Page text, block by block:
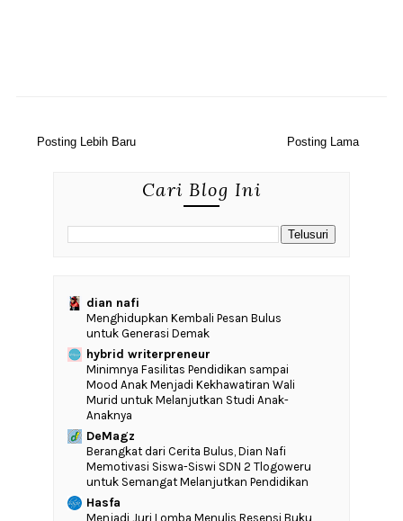
Posting Lebih Baru Posting Lama
Cari Blog Ini
dian nafi
Menghidupkan Kembali Pesan Bulus
untuk Generasi Demak
hybrid writerpreneur
‎Minimnya Fasilitas Pendidikan sampai
Mood Anak Menjadi Kekhawatiran Wali
Murid untuk Melanjutkan Studi Anak-
Anaknya
DeMagz
‎Berangkat dari Cerita Bulus, Dian Nafi
Memotivasi Siswa-Siswi SDN 2 Tlogoweru
untuk Semangat Melanjutkan Pendidikan
Hasfa
Menjadi Juri Lomba Menulis Resensi Buku